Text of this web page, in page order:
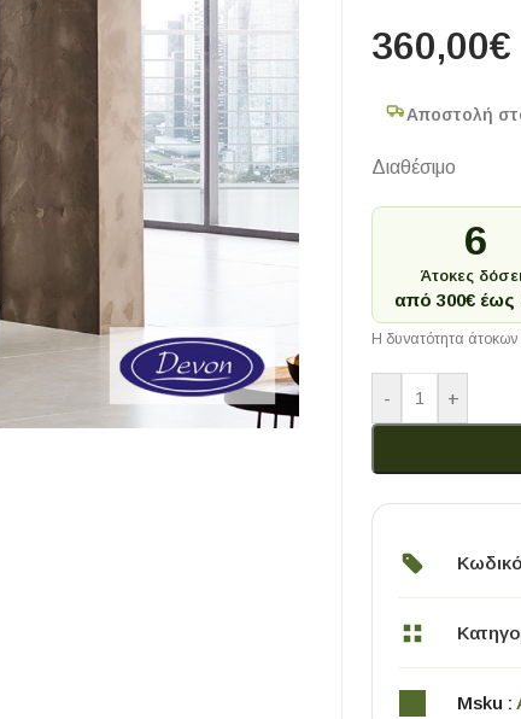
360,00€
Αποστολή
Διαθέσιμο
6
Άτοκες
από 300€ έως
Η δυνατότητα άτοκων
- +
Msku :